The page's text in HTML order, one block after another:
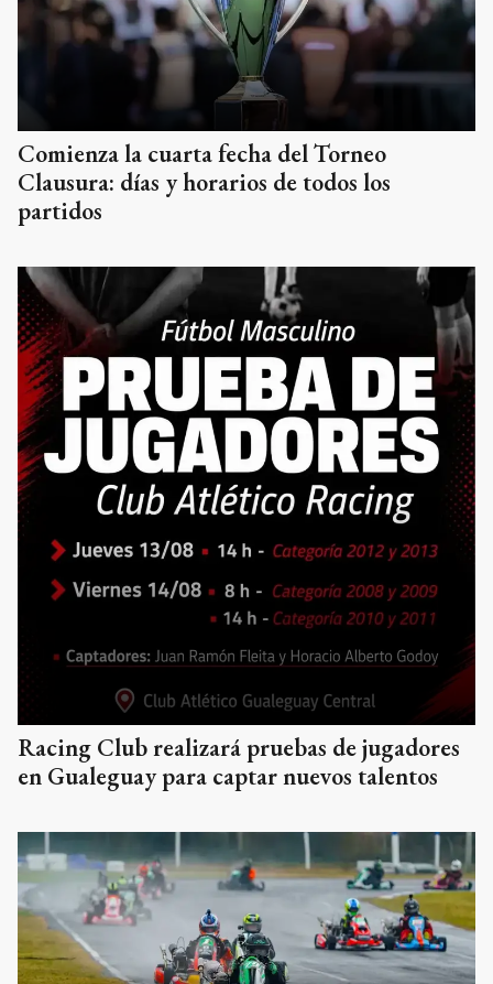
Comienza la cuarta fecha del Torneo
Clausura: días y horarios de todos los
partidos
Racing Club realizará pruebas de jugadores
en Gualeguay para captar nuevos talentos